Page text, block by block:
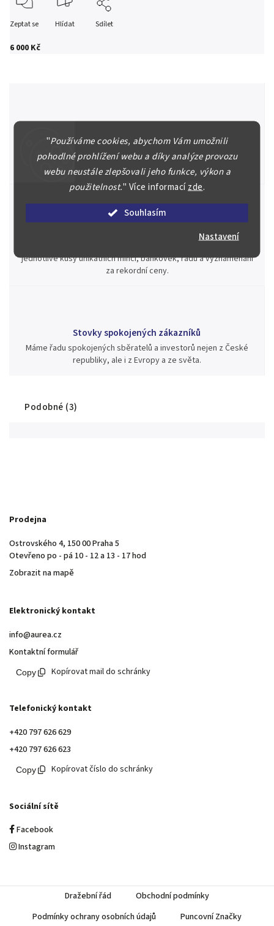
"Používáme cookies, abychom Vám umožnili
pohodlné prohlížení webu a díky analýze provozu
webu neustále zlepšovali jeho funkce, výkon a
použitelnost." Více informacízde.
Souhlasím
Nastavení
6 000 Kč
Zeptat se Hlídat Sdílet
Náš kolektiv specialistů a znalců se Vám bude plně věnovat.
Posoudíme kvalitu a pravost Vašeho materiálu, prodáme v naší
aukci nebo Vám poradíme kam investovat.
Jsme zde pro Vás nepřetržitě již od roku 2000
jednotlivé kusy unikátních mincí, bankovek, řádů a vyznamenání
za rekordní ceny.
Stovky spokojených zákazníků
Máme řadu spokojených sběratelů a investorů nejen z České
republiky, ale i z Evropy a ze světa.
Podobné (3)
Prodejna
Ostrovského 4, 150 00 Praha 5
Otevřeno po - pá 10 - 12 a 13 - 17 hod
Zobrazit na mapě
Elektronický kontakt
info@aurea.cz
Kontaktní formulář
Kopírovat mail do schránky
Telefonický kontakt
+420 797 626 629
+420 797 626 623
Kopírovat číslo do schránky
Sociální sítě
Facebook
Instagram
Dražební řád
Obchodní podmínky
Podmínky ochrany osobních údajů
Puncovní Značky